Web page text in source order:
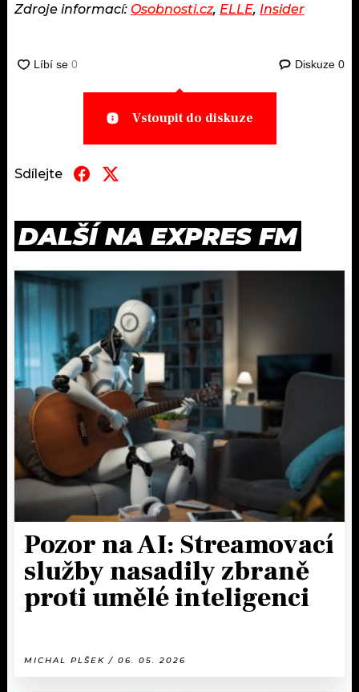
Zdroje informací: Osobnosti.cz, ELLE, Insider
Diskuze 0
Vstoupit do diskuze
Sdílejte
DALŠÍ NA EXPRES FM
Pozor na AI: Streamovací
služby nasadily zbraně
proti umělé inteligenci
MICHAL PLŠEK / 06. 05. 2026